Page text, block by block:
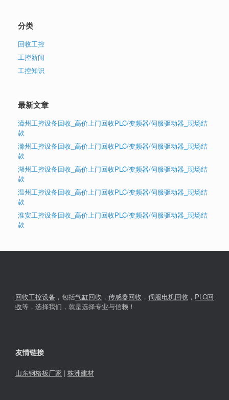
分类
回收工控
工控新闻
工控知识
最新文章
漳州工控设备回收_高价上门回收PLC/变频器/伺服驱动器_现场结
款
滁州工控设备回收_高价上门回收PLC/变频器/伺服驱动器_现场结
款
湖州工控设备回收_高价上门回收PLC/变频器/伺服驱动器_现场结
款
温州工控设备回收_高价上门回收PLC/变频器/伺服驱动器_现场结
款
淮安工控设备回收_高价上门回收PLC/变频器/伺服驱动器_现场结
款
回收工控设备 ，包括气缸回收 ， 传感器回收 ， 伺服电机回收 ， PLC回
收等，选择我们，就是选择专业与信赖！
友情链接
山东钢格板厂家 | 株洲建材